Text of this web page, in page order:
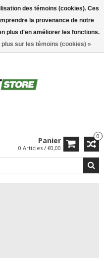
0
Panier
0 Articles / €0,00
des témoins (cookies). Ces
la provenance de notre
plus d'en améliorer les fonctions.
plus sur les témoins (cookies) »